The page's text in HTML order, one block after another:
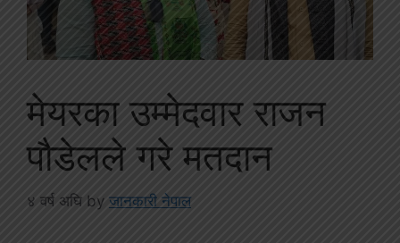
मेयरका उम्मेदवार राजन
पौडेलले गरे मतदान
४ वर्ष अघि by जानकारी नेपाल